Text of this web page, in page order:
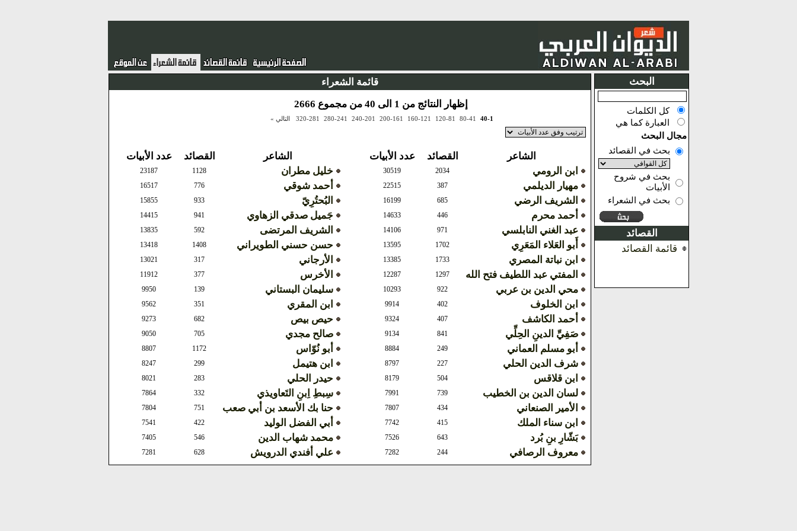
البحث
كل الكلمات
العبارة كما هي
مجال البحث
بحث في القصائد
بحث في شروح
الأبيات
بحث في الشعراء
القصائد
قائمة القصائد
قائمة الشعراء
إظهار النتائج من 1 الى 40 من مجموع 2666
40-1
80-41
120-81
160-121
200-161
240-201
280-241
320-281 التالي »
الشاعر القصائد عدد الأبيات الشاعر القصائد
عدد الأبيات
ابن الرومي
2034
30519 خليل مطران 1128
23187
مهيار الديلمي 387
22515 أحمد شوقي 776
16517
الشريف الرضي 685
16199 البُحتُرِيّ 933
15855
أحمد محرم 446
14633 جَميل صدقي الزهاوي 941
14415
عبد الغني النابلسي 971
14106 الشريف المرتضى 592
13835
أَبو العَلاء المَعَرِي 1702
13595 حسن حسني الطويراني 1408
13418
ابن نباتة المصري 1733
13385 الأرجاني 317
13021
المفتي عبد اللطيف فتح الله 1297
12287 الأخرس 377
11912
محي الدين بن عربي 922
10293 سليمان البستاني 139
9950
ابن الخلوف 402
9914 ابن المقري 351
9562
أحمد الكاشف 407
9324 حيص بيص 682
9273
صَفِيِّ الدينِ الحِلِّي 841
9134 صالح مجدي 705
9050
أبو مسلم العماني 249
8884 أبو نُوّاس 1172
8807
شرف الدين الحلي 227
8797 ابن هتيمل 299
8247
ابن قلاقس 504
8179 حيدر الحلي 283
8021
لسان الدين بن الخطيب 739
7991 سِبطِ اِبنِ التَعاويذي 332
7864
الأمير الصنعاني 434
7807 حنا بك الأسعد بن أبي صعب 751
7804
ابن سناء الملك 415
7742 أبي الفضل الوليد 422
7541
بَشّارِ بنِ بُرد 643
7526 محمد شهاب الدين 546
7405
معروف الرصافي 244
7282 علي أفندي الدرويش 628
7281